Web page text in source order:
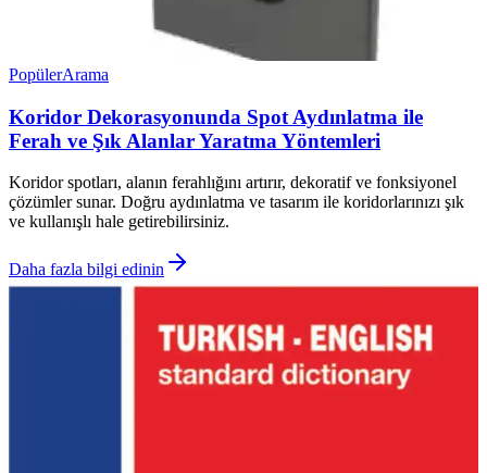
PopülerArama
Koridor Dekorasyonunda Spot Aydınlatma ile
Ferah ve Şık Alanlar Yaratma Yöntemleri
Koridor spotları, alanın ferahlığını artırır, dekoratif ve fonksiyonel
çözümler sunar. Doğru aydınlatma ve tasarım ile koridorlarınızı şık
ve kullanışlı hale getirebilirsiniz.
Daha fazla bilgi edinin